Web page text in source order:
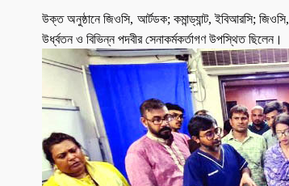
উক্ত অনুষ্ঠানে জিওসি, আর্টডক; কমান্ড্যান্ট,ইবিআরসি;জিওসি,
উর্ধ্বতন ও বিভিন্ন পদবীর সেনাকর্মকর্তাগণ উপস্থিত ছিলেন।